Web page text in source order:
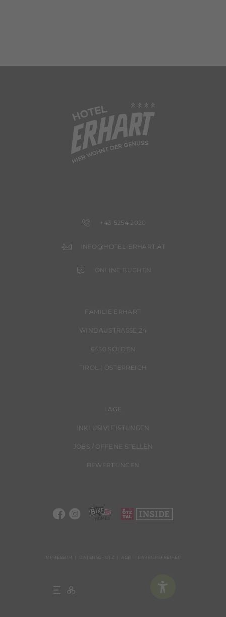
+43 5254 2020
INFO@HOTEL-ERHART.AT
ONLINE BUCHEN
FAMILIE ERHART
WINDAUSTRASSE 24
6450 SÖLDEN
TIROL | ÖSTERREICH
LAGE
INKLUSIVLEISTUNGEN
JOBS / OFFENE STELLEN
BEWERTUNGEN
IMPRESSUM DATENSCHUTZ AGB BARRIEREFREIHEIT